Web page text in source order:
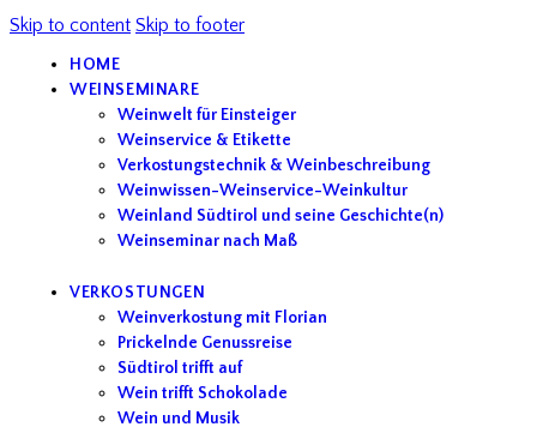
Skip to content Skip to footer
HOME
WEINSEMINARE
Weinwelt für Einsteiger
Weinservice & Etikette
Verkostungstechnik & Weinbeschreibung
Weinwissen-Weinservice-Weinkultur
Weinland Südtirol und seine Geschichte(n)
Weinseminar nach Maß
VERKOSTUNGEN
Weinverkostung mit Florian
Prickelnde Genussreise
Südtirol trifft auf
Wein trifft Schokolade
Wein und Musik